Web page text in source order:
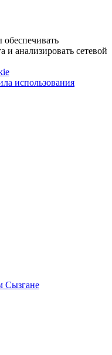
и анализировать сетевой
использования
Сызгане